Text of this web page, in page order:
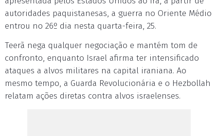
autoridades paquistanesas, a guerra no Oriente Médio
entrou no 26º dia nesta quarta-feira, 25.
Teerã nega qualquer negociação e mantém tom de
confronto, enquanto Israel afirma ter intensificado
ataques a alvos militares na capital iraniana. Ao
mesmo tempo, a Guarda Revolucionária e o Hezbollah
relatam ações diretas contra alvos israelenses.